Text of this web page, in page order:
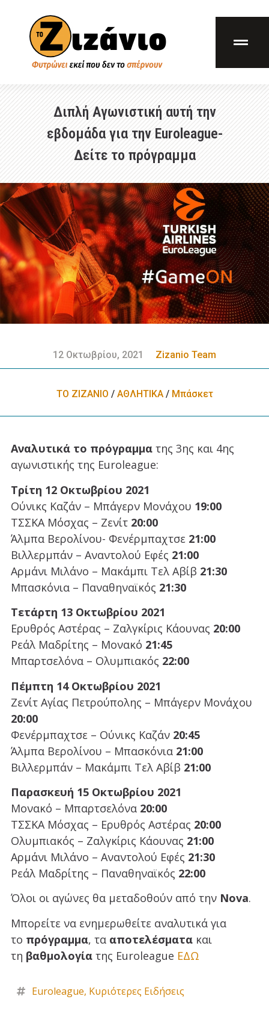
Διπλή Αγωνιστική αυτή την
εβδομάδα για την Euroleague-
Δείτε το πρόγραμμα
12 Οκτωβρίου, 2021 Zizanio Team
ΤΟ ΖΙΖΑΝΙΟ / ΑΘΛΗΤΙΚΑ/ Μπάσκετ
Αναλυτικά το πρόγραμματης 3ης και 4ης
αγωνιστικής της Euroleague:
Τρίτη 12 Οκτωβρίου 2021
Ούνικς Καζάν – Μπάγερν Μονάχου 19:00
ΤΣΣΚΑ Μόσχας – Ζενίτ 20:00
Άλμπα Βερολίνου- Φενέρμπαχτσε 21:00
Βιλλερμπάν – Αναντολού Εφές 21:00
Αρμάνι Μιλάνο – Μακάμπι Τελ Αβίβ 21:30
Μπασκόνια – Παναθηναϊκός 21:30
Τετάρτη 13 Οκτωβρίου 2021
Ερυθρός Αστέρας – Ζαλγκίρις Κάουνας 20:00
Ρεάλ Μαδρίτης – Μονακό 21:45
Μπαρτσελόνα – Ολυμπιακός 22:00
Πέμπτη 14 Οκτωβρίου 2021
Ζενίτ Αγίας Πετρούπολης – Μπάγερν Μονάχου
20:00
Φενέρμπαχτσε – Ούνικς Καζάν 20:45
Άλμπα Βερολίνου – Μπασκόνια 21:00
Βιλλερμπάν – Μακάμπι Τελ Αβίβ 21:00
Παρασκευή 15 Οκτωβρίου 2021
Μονακό – Μπαρτσελόνα 20:00
ΤΣΣΚΑ Μόσχας – Ερυθρός Αστέρας 20:00
Ολυμπιακός – Ζαλγκίρις Κάουνας 21:00
Αρμάνι Μιλάνο – Αναντολού Εφές 21:30
Ρεάλ Μαδρίτης – Παναθηναϊκός 22:00
Όλοι οι αγώνες θα μεταδοθούν από την Nova.
Μπορείτε να ενημερωθείτε αναλυτικά για
το πρόγραμμα, τα αποτελέσματα και
τη βαθμολογία της Euroleague ΕΔΩ
Euroleague, Κυριότερες Ειδήσεις